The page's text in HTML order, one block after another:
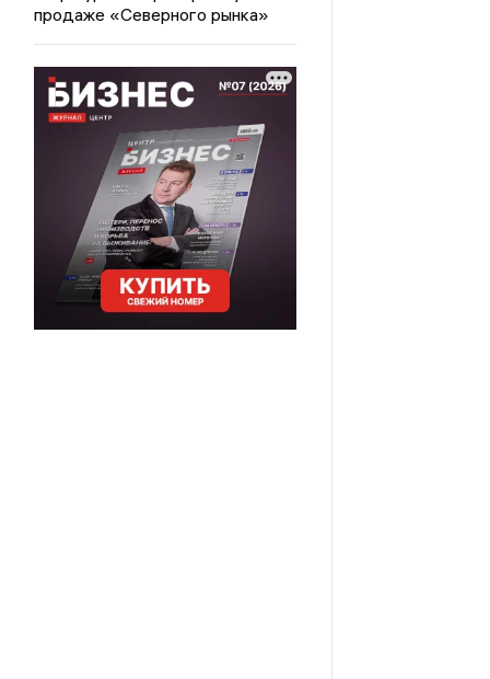
продаже «Северного рынка»